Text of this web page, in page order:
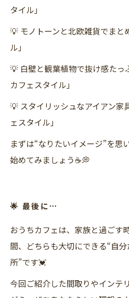
タイル」
💡 モノトーンと北欧雑貨でまと
ル」
💡 白壁と観葉植物で抜け感たっ
カフェスタイル」
💡 スタイリッシュなアイアン家
ェスタイル」
まずは“なりたいイメージ”を思
始めてみましょう☕️💭
🌟 最後に…
おうちカフェは、家族と過ごす
間、どちらも大切にできる“自
所”です💓
今回ご紹介した間取りやインテ